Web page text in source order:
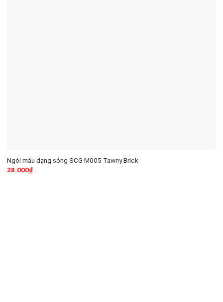
Ngói màu dạng sóng SCG M005 Tawny Brick
28.000₫